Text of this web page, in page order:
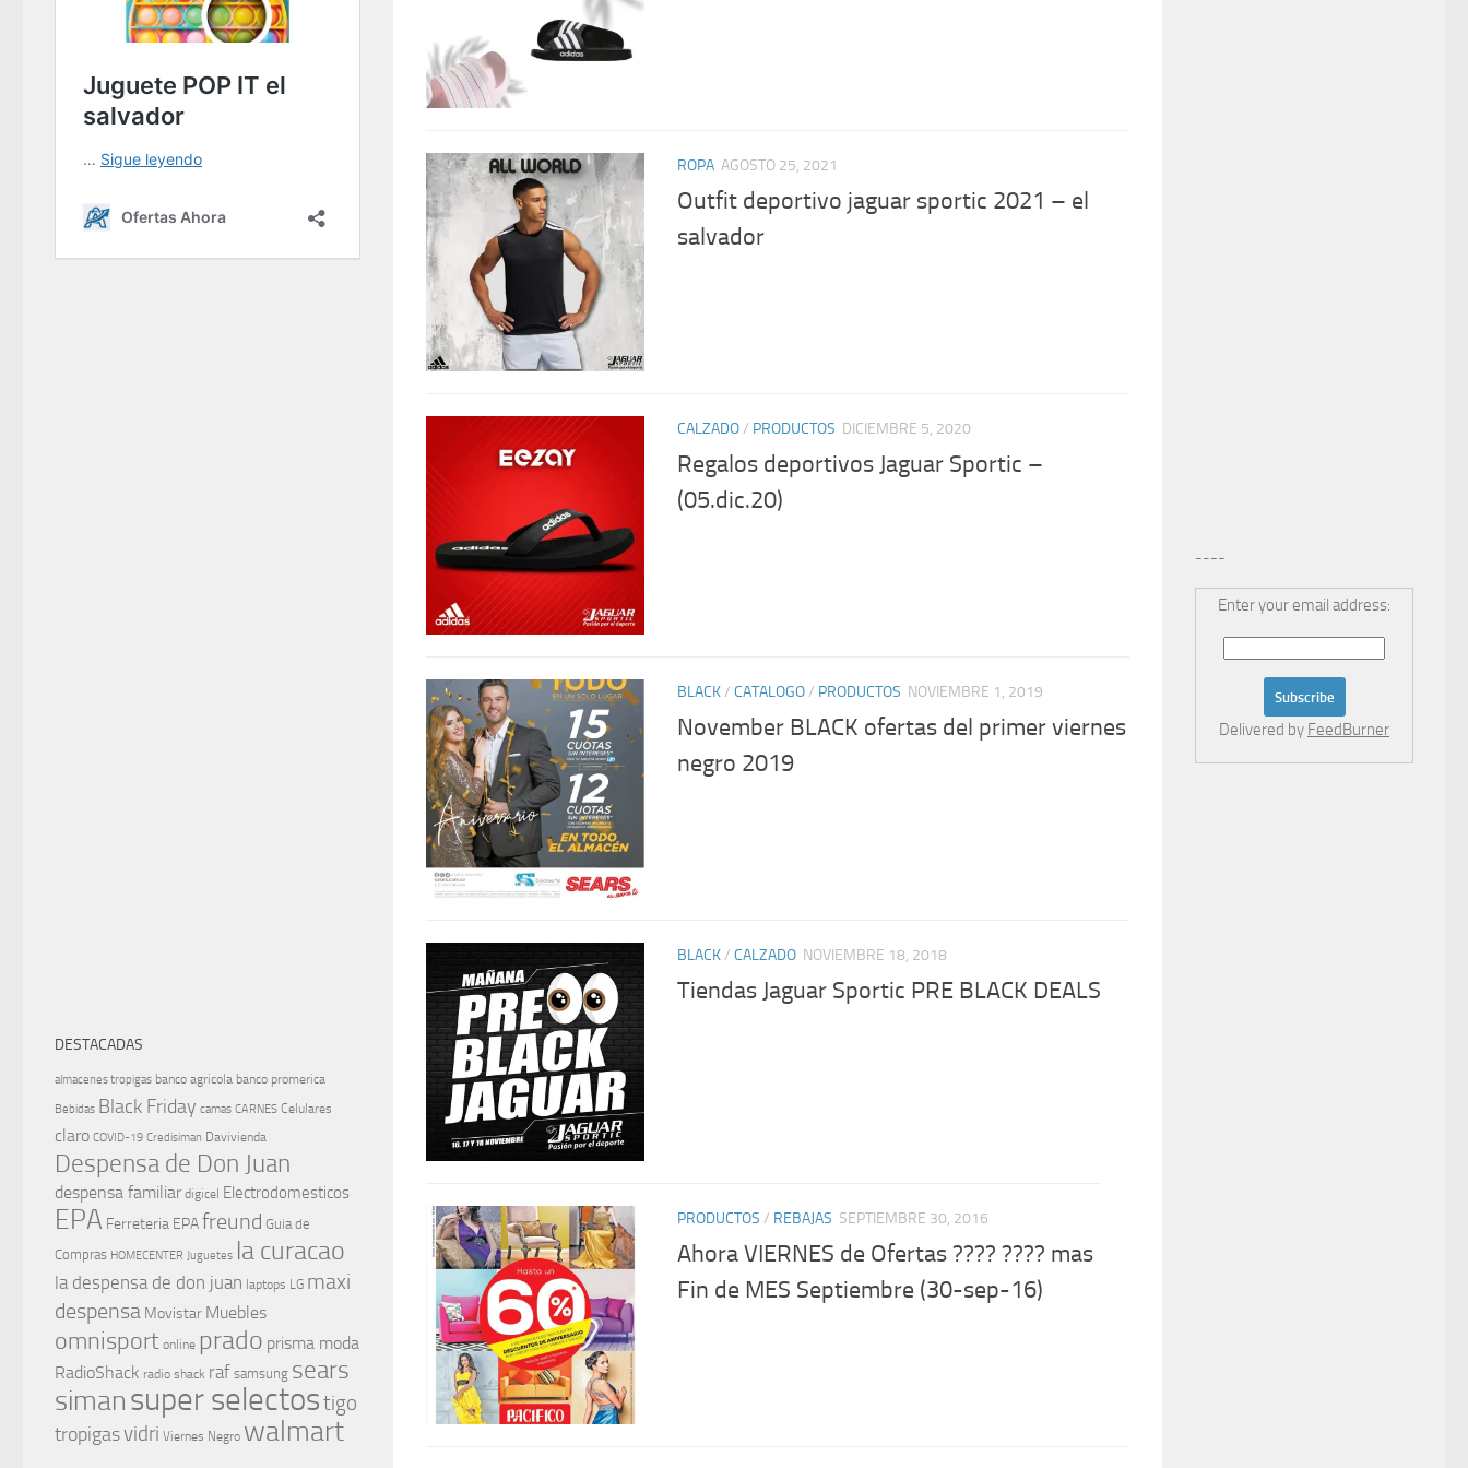
ROPA AGOSTO 25, 2021
Outfit deportivo jaguar sportic 2021 – el
salvador
CALZADO/ PRODUCTOS DICIEMBRE 5, 2020
Regalos deportivos Jaguar Sportic –
(05.dic.20)
BLACK/ CATALOGO/ PRODUCTOS NOVIEMBRE 1, 2019
November BLACK ofertas del primer viernes
negro 2019
BLACK/ CALZADO NOVIEMBRE 18, 2018
Tiendas Jaguar Sportic PRE BLACK DEALS
PRODUCTOS / REBAJAS SEPTIEMBRE 30, 2016
Ahora VIERNES de Ofertas ???? ???? mas
Fin de MES Septiembre (30-sep-16)
DESTACADAS
almacenes tropigas banco agricola banco promerica
Bebidas Black Friday camas CARNES Celulares
claro COVID-19 Credisiman Davivienda
Despensa de Don Juan
despensa familiar digicel Electrodomesticos
EPA Ferreteria EPAfreund Guia de
Compras HOMECENTER Juguetes la curacao
la despensa de don juan laptops LG maxi
despensa Movistar Muebles
omnisport online prado prisma moda
RadioShack radio shack raf samsung sears
simansuper selectostigo
tropigasvidri Viernes Negro walmart
----
Enter your email address:
Delivered by FeedBurner